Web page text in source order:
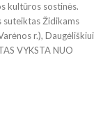
kultūros sostinės.
suteiktas Židikams
r.), Daugėliškiui
VYKSTA NUO